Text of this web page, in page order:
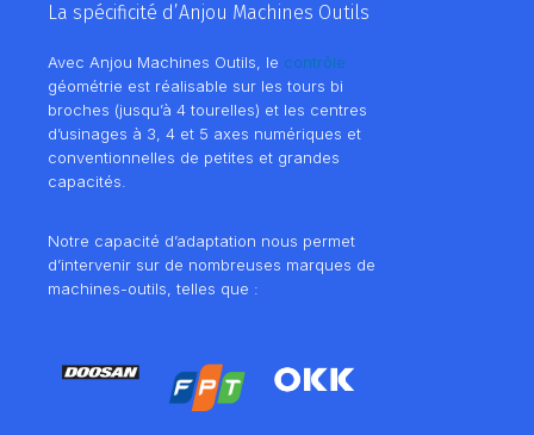
La spécificité d’Anjou Machines Outils
Avec Anjou Machines Outils, le contrôle
géométrie est réalisable sur les tours bi
broches (jusqu’à 4 tourelles) et les centres
d’usinages à 3, 4 et 5 axes numériques et
conventionnelles de petites et grandes
capacités.
Notre capacité d’adaptation nous permet
d’intervenir sur de nombreuses marques de
machines-outils, telles que :